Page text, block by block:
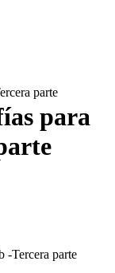
para
-Tercera parte